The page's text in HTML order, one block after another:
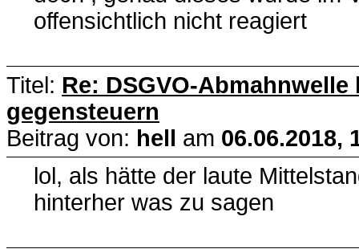
offensichtlich nicht reagiert
Titel: Re: DSGVO-
gegensteuern
Beitrag von: hell am 06.06.2018,
lol, als hätte der laute
hinterher was zu sagen